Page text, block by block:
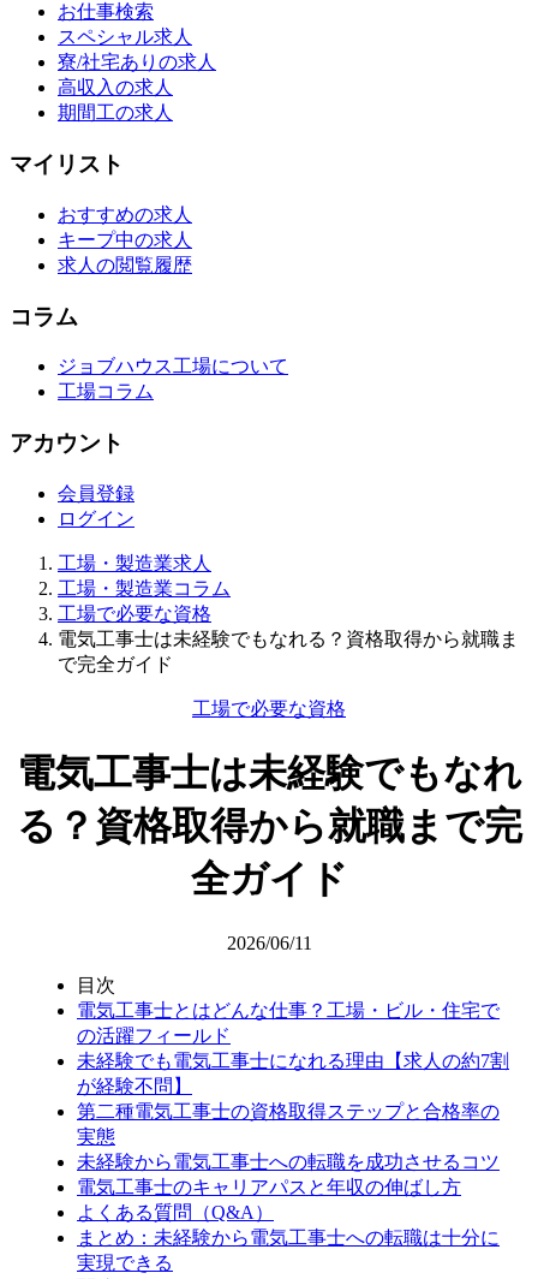
お仕事検索
スペシャル求人
寮/社宅ありの求人
高収入の求人
期間工の求人
マイリスト
おすすめの求人
キープ中の求人
求人の閲覧履歴
コラム
ジョブハウス工場について
工場コラム
アカウント
会員登録
ログイン
工場・製造業求人
工場・製造業コラム
工場で必要な資格
電気工事士は未経験でもなれる？資格取得から就職ま
で完全ガイド
工場で必要な資格
電気工事士は未経験でもなれ
る？資格取得から就職まで完
全ガイド
2026/06/11
目次
電気工事士とはどんな仕事？工場・ビル・住宅で
の活躍フィールド
未経験でも電気工事士になれる理由【求人の約7割
が経験不問】
第二種電気工事士の資格取得ステップと合格率の
実態
未経験から電気工事士への転職を成功させるコツ
電気工事士のキャリアパスと年収の伸ばし方
よくある質問（Q&A）
まとめ：未経験から電気工事士への転職は十分に
実現できる